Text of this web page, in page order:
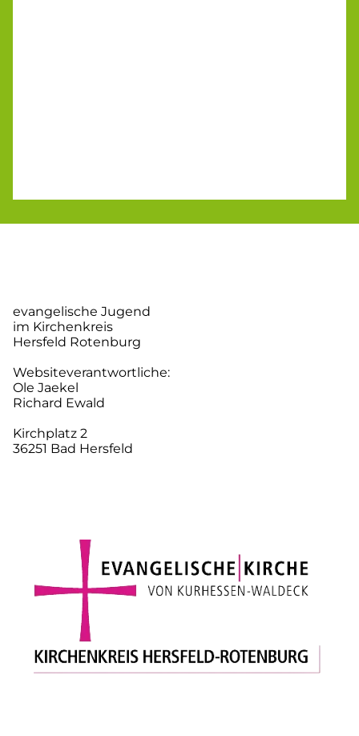
evangelische Jugend
im Kirchenkreis
Hersfeld Rotenburg
Websiteverantwortliche:
Ole Jaekel
Richard Ewald
Kirchplatz 2
36251 Bad Hersfeld